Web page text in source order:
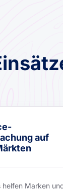
auf
helfen Marken